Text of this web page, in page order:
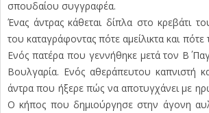
σπουδαίου συγγραφέα.
Ένας άντρας κάθεται δίπλα στο κρεβάτι
του καταγράφοντας πότε αμείλικτα και
Ενός πατέρα που γεννήθηκε μετά τον Β΄
Βουλγαρία. Ενός αθεράπευτου καπνιστή
άντρα που ήξερε πώς να αποτυγχάνει με
Ο κήπος που δημιούργησε στην άγονη